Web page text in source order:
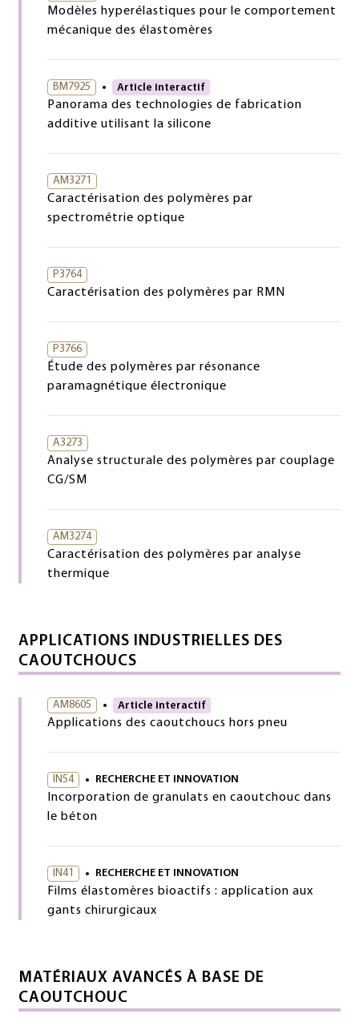
Modèles hyperélastiques pour le comportement
mécanique des élastomères
BM7925 Article interactif
Panorama des technologies de fabrication
additive utilisant la silicone
AM3271
Caractérisation des polymères par
spectrométrie optique
P3764
Caractérisation des polymères par RMN
P3766
Étude des polymères par résonance
paramagnétique électronique
A3273
Analyse structurale des polymères par couplage
CG/SM
AM3274
Caractérisation des polymères par analyse
thermique
APPLICATIONS INDUSTRIELLES DES
CAOUTCHOUCS
AM8605 Article interactif
Applications des caoutchoucs hors pneu
IN54 RECHERCHE ET INNOVATION
Incorporation de granulats en caoutchouc dans
le béton
IN41 RECHERCHE ET INNOVATION
Films élastomères bioactifs : application aux
gants chirurgicaux
MATÉRIAUX AVANCÉS À BASE DE
CAOUTCHOUC